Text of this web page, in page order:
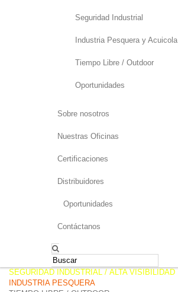
Seguridad Industrial
Industria Pesquera y Acuicola
Tiempo Libre / Outdoor
Oportunidades
Sobre nosotros
Nuestras Oficinas
Certificaciones
Distribuidores
Oportunidades
Contáctanos
SEGURIDAD INDUSTRIAL / ALTA VISIBILIDAD
INDUSTRIA PESQUERA